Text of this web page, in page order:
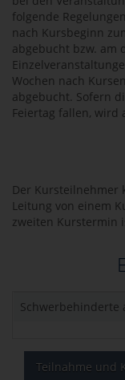
folgende
nach Kursbeginn
abgebucht bzw. am
Wochen nach
abgebucht. Sofern
Feiertag fallen, wird
Der Kursteilnehmer
Leitung von einem
zweiten Kurstermin
Schwerbehinderte
Teilnahme und